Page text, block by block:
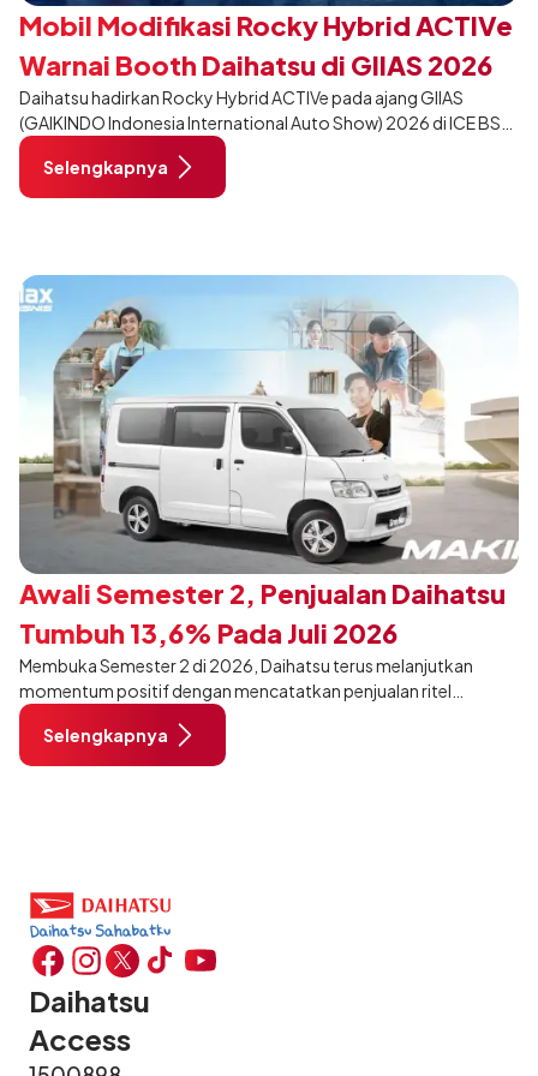
Mobil Modifikasi Rocky Hybrid ACTIVe
Warnai Booth Daihatsu di GIIAS 2026
Daihatsu hadirkan Rocky Hybrid ACTIVe pada ajang GIIAS
(GAIKINDO Indonesia International Auto Show) 2026 di ICE BSD
City, Tangerang. Terdapat 2 unit Rocky Hybrid yang
dimodifikasi untuk menghadirkan sarana inspirasi bagi
pengunjung mendukung gaya hidup yang aktif.
Selengkapnya
Awali Semester 2, Penjualan Daihatsu
Tumbuh 13,6% Pada Juli 2026
Membuka Semester 2 di 2026, Daihatsu terus melanjutkan
momentum positif dengan mencatatkan penjualan ritel
sebanyak 12.750 unit pada Juli 2026. Capaian tersebut tumbuh
13,6% dibandingkan periode yang sama tahun lalu sebanyak
11.220 unit, dan tetap stabil dibandingkan bulan Juni 2026 lalu.
Selengkapnya
Daihatsu
Access